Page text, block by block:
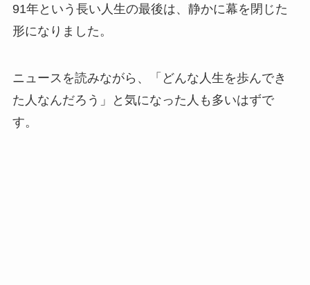
91年という長い人生の最後は、静かに幕を閉じた
形になりました。
ニュースを読みながら、「どんな人生を歩んでき
た人なんだろう」と気になった人も多いはずで
す。